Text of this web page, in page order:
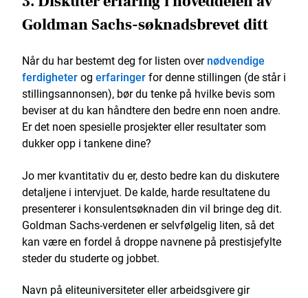
Goldman Sachs-søknadsbrevet ditt
Når du har bestemt deg for listen overnødvendige
ferdigheterog erfaringerfor denne stillingen (de står i
stillingsannonsen), bør du tenke på hvilke bevis som
beviser at du kan håndtere den bedre enn noen andre.
Er det noen spesielle prosjekter eller resultater som
dukker opp i tankene dine?
Jo mer kvantitativ du er, desto bedre kan du diskutere
detaljene i intervjuet. De kalde, harde resultatene du
presenterer i konsulentsøknaden din vil bringe deg dit.
Goldman Sachs-verdenen er selvfølgelig liten, så det
kan være en fordel å droppe navnene på prestisjefylte
steder du studerte og jobbet.
Navn på eliteuniversiteter eller arbeidsgivere gir